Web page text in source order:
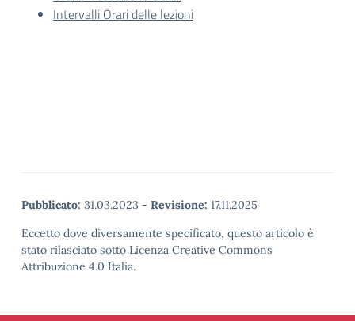
Intervalli Orari delle lezioni
Pubblicato: 31.03.2023 - Revisione: 17.11.2025
Eccetto dove diversamente specificato, questo articolo è
stato rilasciato sotto Licenza Creative Commons
Attribuzione 4.0 Italia.